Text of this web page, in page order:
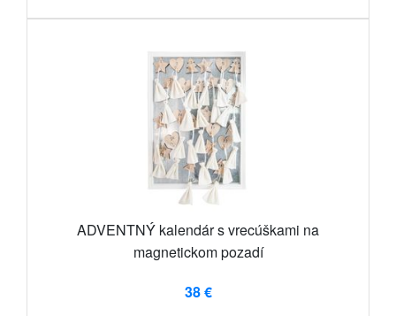
ADVENTNÝ kalendár s vrecúškami na
magnetickom pozadí
38 €